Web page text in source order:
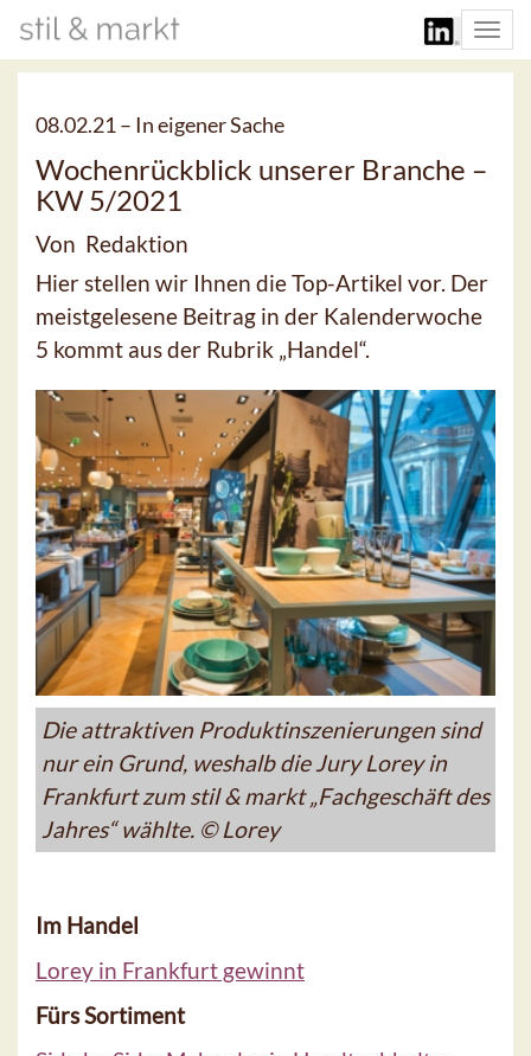
08.02.21 – In eigener Sache
Wochenrückblick unserer Branche –
KW 5/2021
Von Redaktion
Hier stellen wir Ihnen die Top-Artikel vor. Der
meistgelesene Beitrag in der Kalenderwoche
5 kommt aus der Rubrik „Handel“.
Die attraktiven Produktinszenierungen sind
nur ein Grund, weshalb die Jury Lorey in
Frankfurt zum stil & markt „Fachgeschäft des
Jahres“ wählte. © Lorey
Im Handel
Lorey in Frankfurt gewinnt
Fürs Sortiment